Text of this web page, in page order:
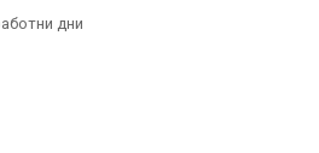
дни